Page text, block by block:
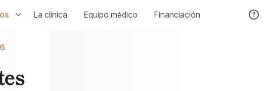
La clínica Equipo médico Financiación